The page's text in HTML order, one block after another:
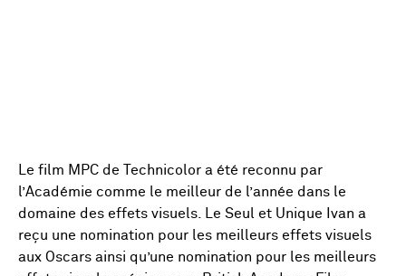
Le film MPC de Technicolor a été reconnu par
l’Académie comme le meilleur de l’année dans le
domaine des effets visuels. Le Seul et Unique Ivan a
reçu une nomination pour les meilleurs effets visuels
aux Oscars ainsi qu’une nomination pour les meilleurs